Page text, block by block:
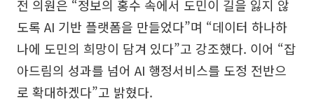
전 의원은 “정보의 홍수 속에서 도민이 길을 잃지 않
도록 AI 기반 플랫폼을 만들었다”며 “데이터 하나하
나에 도민의 희망이 담겨 있다”고 강조했다. 이어 “잡
아드림의 성과를 넘어 AI 행정서비스를 도정 전반으
로 확대하겠다”고 밝혔다.